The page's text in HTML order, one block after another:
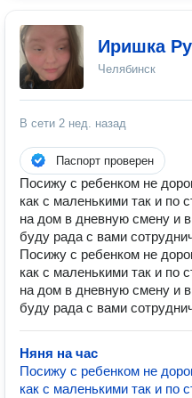
Иришка
Челябинск
В сети 2 нед. назад
Паспорт проверен
Посижу с ребенком не
как с маленькими так и
на дом в дневную смену и
буду рада с вами
Посижу с ребенком не
как с маленькими так и
на дом в дневную смену и
буду рада с вами
Няня на час
Посижу с ребенком не
как с маленькими так и